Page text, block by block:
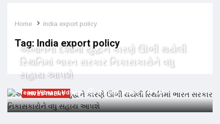
Home India export policy
Tag: India export policy
INVESTMENT
અખાતના દેશોમાં યુદ્ધને કારણે ઊભી થયેલી
સ્થિતિમાં ભારત સરકાર નિકાસકારોને વધુ
સહાય આપશે
Team Vibrant Udyog 3 April, 2026 - 7:40 AM